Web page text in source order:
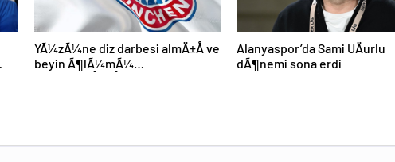
YÃ¼zÃ¼ne diz darbesi almÄ±Å ve
beyin Ã¶lÃ¼mÃ¼
MÃ¼nih DÃ¼nya KarmasÄ±’nÄ±n
Alanyaspor’da Sami UÄurlu
dÃ¶nemi sona erdi